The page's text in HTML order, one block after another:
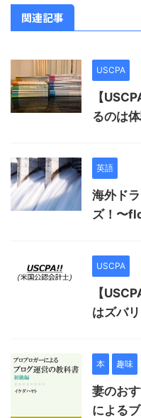
関連記事
USCPA
【
るのは
英語
海外ド
ズ！〜
USCPA
【
はズバ
本 趣味
妻のお
による